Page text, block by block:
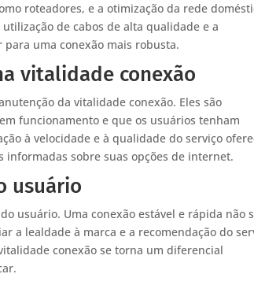
roteadores, e a otimização da rede
de cabos de alta qualidade e a
uma conexão mais robusta.
vitalidade conexão
da vitalidade conexão. Eles são
funcionamento e que os usuários tenham
à velocidade e à qualidade do serviço
sobre suas opções de internet.
usuário
usuário. Uma conexão estável e rápida não
a lealdade à marca e a recomendação do
conexão se torna um diferencial